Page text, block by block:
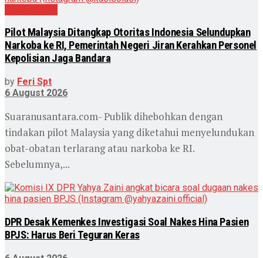
Pilot Malaysia Ditangkap Otoritas Indonesia Selundupkan
Narkoba ke RI, Pemerintah Negeri Jiran Kerahkan Personel
Kepolisian Jaga Bandara
by Feri Spt
6 August 2026
Suaranusantara.com- Publik dihebohkan dengan
tindakan pilot Malaysia yang diketahui menyelundukan
obat-obatan terlarang atau narkoba ke RI.
Sebelumnya,...
DPR Desak Kemenkes Investigasi Soal Nakes Hina Pasien
BPJS: Harus Beri Teguran Keras